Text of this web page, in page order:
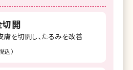
切開
を切開し、たるみを改善
込）